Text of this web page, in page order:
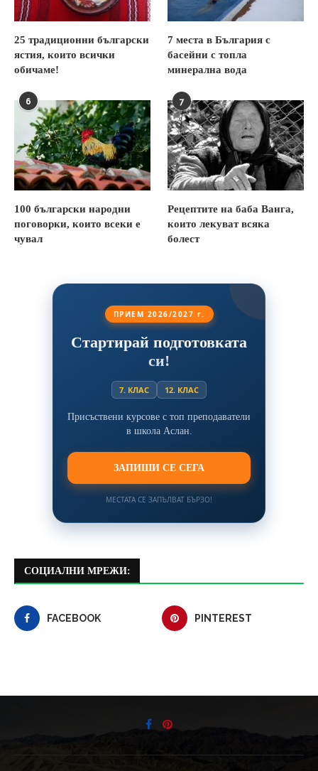
25 традиционни български
ястия, които всички
обичаме!
7 места в България с
басейни с топла
минерална вода
6
100 български народни
поговорки, които всеки е
чувал
7
Рецептите на баба Ванга,
които лекуват всяка
болест
ПРИЕМ 2026/2027 г.
Стартирай подготовката
си!
7. КЛАС 12. КЛАС
Присъствени курсове с топ преподаватели
в школа Аслан.
ЗАПИШИ СЕ СЕГА
МЕСТАТА СЕ ЗАПЪЛВАТ БЪРЗО!
СОЦИАЛНИ МРЕЖИ:
FACEBOOK PINTEREST